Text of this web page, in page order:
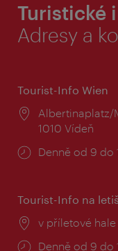
Turistické
Adresy a
Tourist-Info Wien
Místo:
Albertinaplatz/
1010 Vídeň
Provozní
Denně od 9 do
Tourist-Info na
Místo:
v příletové hale
Provozní
Denně od 9 do